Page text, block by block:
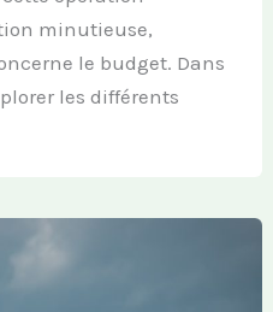
minutieuse,
le budget. Dans
les différents